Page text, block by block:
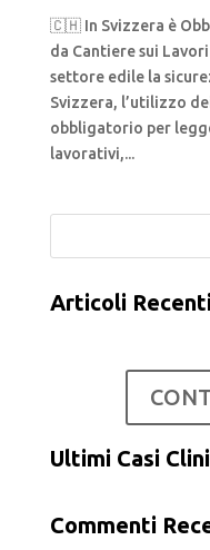
🇨🇭 In Svizzera è
da Cantiere sui
settore edile la
Svizzera, l’utilizzo
obbligatorio per
lavorativi,...
Articoli Recenti
Ultimi Casi
Commenti